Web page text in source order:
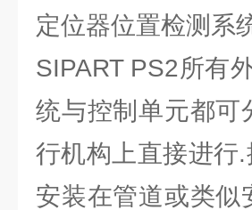
定位器位置检测系
SIPART PS2所有
统与控制单元都可
行机构上直接进行
安装在管道或类似